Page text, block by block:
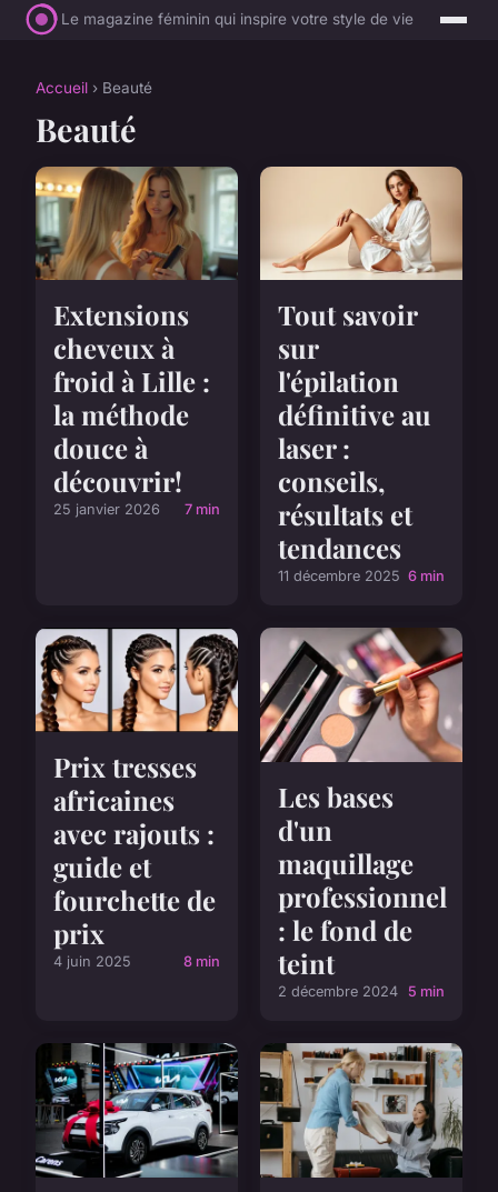
Le magazine féminin qui inspire votre style de vie
Accueil › Beauté
Beauté
Extensions
cheveux à
froid à Lille :
la méthode
douce à
découvrir!
25 janvier 2026 7 min
Tout savoir
sur
l'épilation
définitive au
laser :
conseils,
résultats et
tendances
11 décembre 2025 6 min
Prix tresses
africaines
avec rajouts :
guide et
fourchette de
prix
4 juin 2025 8 min
Les bases
d'un
maquillage
professionnel
: le fond de
teint
2 décembre 2024 5 min